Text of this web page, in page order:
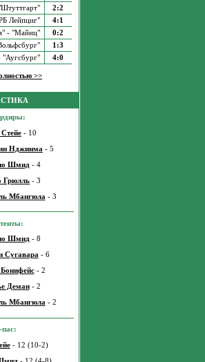
2:2
Лейпциг"
4:1
- "Майнц"
0:2
1:3
4:0
>>
- 10
Нджинма - 5
Шмид- 4
Грюлль - 3
Мбангюла - 3
Шмид- 8
Сугавара- 6
- 2
Деман- 2
Мбангюла- 2
пас:
- 12 (10-2)